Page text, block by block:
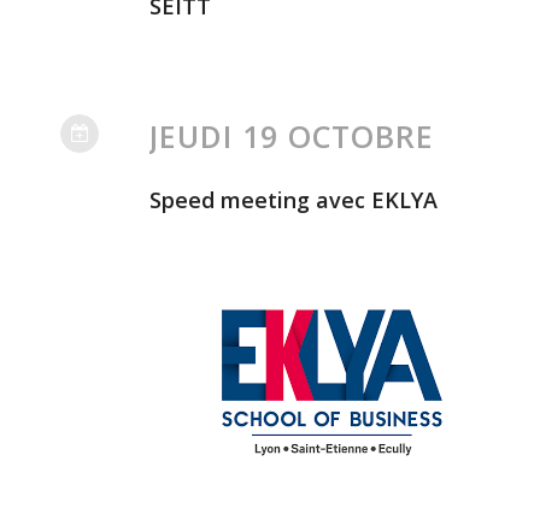
JEUDI 19 OCTOBRE
Speed meeting avec EKLYA